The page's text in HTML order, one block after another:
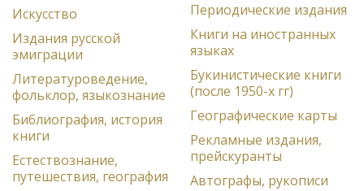
Искусство
Издания русской
эмиграции
Литературоведение,
фольклор, языкознание
Библиография, история
книги
Естествознание,
путешествия, география
Периодические издания
Книги на иностранных
языках
Букинистические книги
(после 1950-х гг)
Географические карты
Рекламные издания,
прейскуранты
Автографы, рукописи